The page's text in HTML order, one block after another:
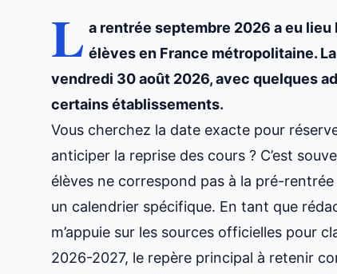
L a rentrée septembre 2026 a eu
élèves en France métropolitaine.
vendredi 30 août 2026, avec quelques
certains établissements.
Vous cherchez la date exacte pour
anticiper la reprise des cours ? C’est
élèves ne correspond pas à la pré-
un calendrier spécifique. En tant que
m’appuie sur les sources officielles pour
2026-2027, le repère principal à retenir